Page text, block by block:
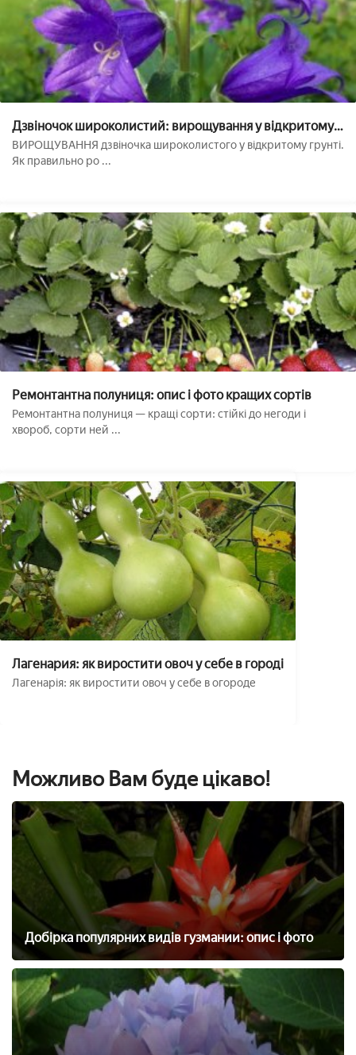
Дзвіночок широколистий: вирощування у відкритому
грунті, фото
ВИРОЩУВАННЯ дзвіночка широколистого у відкритому грунті.
Як правильно ро ...
Ремонтантна полуниця: опис і фото кращих сортів
Ремонтантна полуниця — кращі сорти: стійкі до негоди і
хвороб, сорти ней ...
Лагенария: як виростити овоч у себе в городі
Лагенарія: як виростити овоч у себе в огороде
Можливо Вам буде цікаво!
Добірка популярних видів гузмании: опис і фото